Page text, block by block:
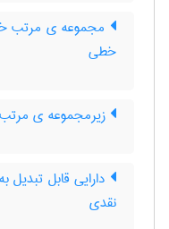
مجموعه ی مرتب
خطی
زیرمجموعه ی
دارایی قابل
نقدی